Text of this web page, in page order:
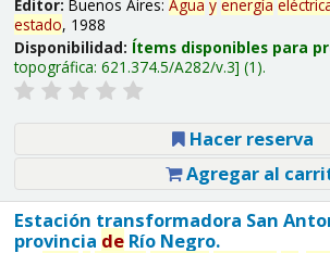
Editor: Buenos Aires: Agua y energía
estado, 1988
Disponibilidad: Ítems disponibles para
topográfica: 621.374.5/A282/v.3 (1).
Hacer reserva
Agregar al
Estación transformadora San
provincia deRío Negro.